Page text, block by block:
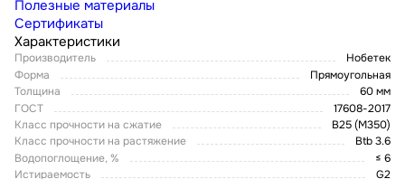
Полезные материалы
Сертификаты
Характеристики
Производитель
Нобетек
Форма
Прямоугольная
Толщина
60 мм
ГОСТ
17608-2017
Класс прочности на сжатие
В25 (М350)
Класс прочности на растяжение
Btb 3.6
Водопоглощение, %
≤ 6
Истираемость
G2